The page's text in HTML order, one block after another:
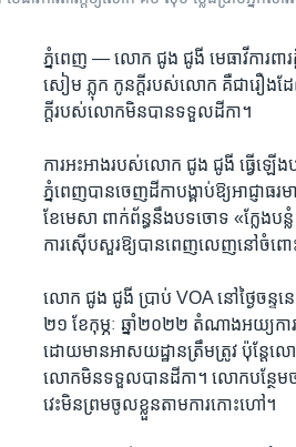
ភ្នំពេញ —លោក​ ជូង​ ជូងី ​មេធាវី​ការពា
សៀម ភ្លុក ​កូន​ក្តី​របស់​លោក​ គឺ​ជា​រឿង​ដ
ក្តី​របស់​លោក​មិន​បាន​ទទួល​ដីកា។​
ការ​អះអាង​របស់​លោក​ ជូង​ ជូងី ​ធ្វើ​ឡើង​
ភ្នំពេញ​បាន​ចេញ​ដីកា​បង្គាប់​ឱ្យ​អាជ្ញា
ខែ​មេសា​ ពាក់ព័ន្ធ​នឹង​បទ​ចោទ​ «ក្លែង​ប
ការ​ស៊ើបសួរ​ឱ្យ​បាន​ពេញលេញ​នៅ​ចំព
លោក​ ជូង ជូងី​ ប្រាប់ ​VOA​ នៅ​ថ្ងៃ​ចន្ទ​ន
២១ ​ខែ​កុម្ភៈ ​ឆ្នាំ​២០២២ ​តំណាង​អយ្យក
ដោយ​មាន​អាសយដ្ឋាន​ត្រឹមត្រូវ ប៉ុន្តែ​ល
លោក​មិន​ទទួល​បាន​ដីកា។​ លោក​បន្ថែម​ថា
វេះ​មិន​ព្រម​ចូល​ខ្លួន​តាម​ការ​កោះ​ហៅ។​